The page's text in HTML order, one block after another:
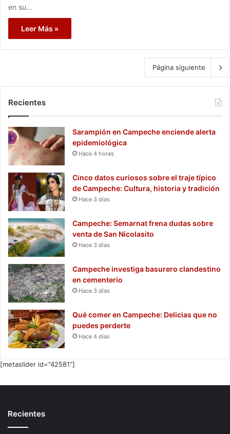
en su…
Leer Más »
Página siguiente
Recientes
Sarampión en Campeche enciende alerta
epidemiológica
Hace 4 horas
Cinco datos curiosos sobre el traje típico
de Campeche: Cultura, historia y tradición
Hace 3 días
Campeche: Semarnat frena dudas sobre
venta de San Nicolasito
Hace 3 días
Campeche investiga basurero clandestino
en cementerio
Hace 3 días
Qué comer en Campeche: Delicias que no
puedes perderte
Hace 4 días
[metaslider id="42581"]
Recientes